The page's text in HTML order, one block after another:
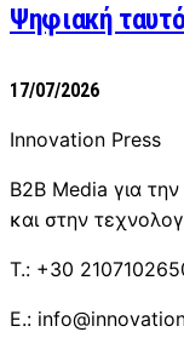
Ψηφιακή
17/07/2026
Innovation Press
B2B Media για την
και στην
T.: +30
E.: